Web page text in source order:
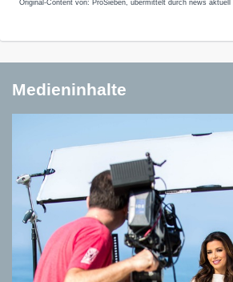
Original-Content von: ProSieben, übermittelt durch news aktuell
Medieninhalte